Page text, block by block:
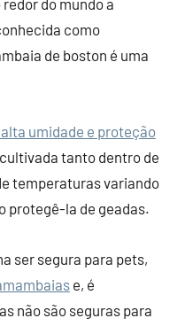
do mundo a
como
de boston é uma
umidade e proteção
tanto dentro de
temperaturas variando
protegê-la de geadas.
ser segura para pets,
e, é
não são seguras para